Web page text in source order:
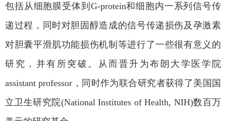
包括从细胞膜受体到 G-protein和细胞内一系列信号传
递过程，同时对胆固醇造成的信号传递损伤及孕激素
对胆囊平滑肌功能损伤机制等进行了一些很有意义的
研究，并有所突破。从而晋升为布朗大学医学院
assistant professor ，同时作为联合研究者获得了美国国
立卫生研究院(National Institutes of Health, NIH)数百万